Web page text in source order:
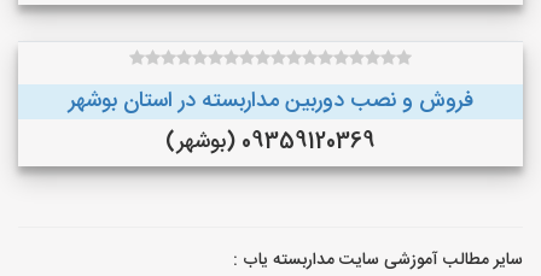
فروش و نصب دوربین مداربسته در استان بوشهر
09359120369 (بوشهر)
سایر مطالب آموزشی سایت مداربسته یاب :